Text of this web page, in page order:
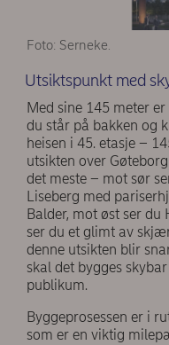
Foto: Serneke.
Utsiktspunkt med
Med sine 145 meter
du står på bakken og
heisen i 45. etasje –
utsikten over
det meste – mot sør
Liseberg med
Balder, mot øst ser
ser du et glimt av
denne utsikten blir
skal det bygges
publikum.
Byggeprosessen er i
som er en viktig